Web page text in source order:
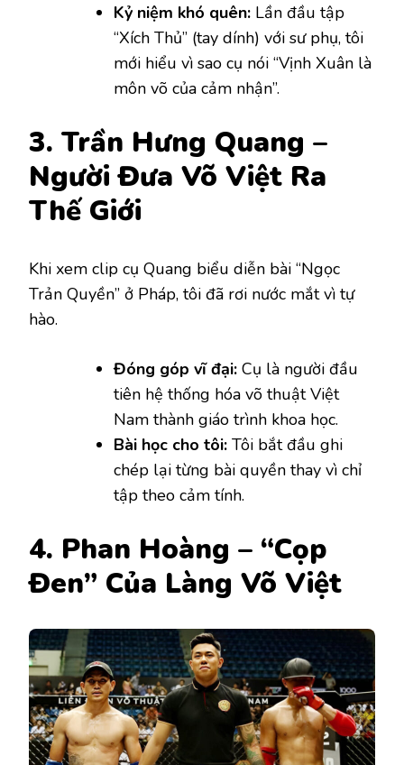
Kỷ niệm khó quên: Lần đầu tập
“Xích Thủ” (tay dính) với sư phụ, tôi
mới hiểu vì sao cụ nói “Vịnh Xuân là
môn võ của cảm nhận”.
3. Trần Hưng Quang –
Người Đưa Võ Việt Ra
Thế Giới
Khi xem clip cụ Quang biểu diễn bài “Ngọc
Trản Quyền” ở Pháp, tôi đã rơi nước mắt vì tự
hào.
Đóng góp vĩ đại: Cụ là người đầu
tiên hệ thống hóa võ thuật Việt
Nam thành giáo trình khoa học.
Bài học cho tôi: Tôi bắt đầu ghi
chép lại từng bài quyền thay vì chỉ
tập theo cảm tính.
4. Phan Hoàng – “Cọp
Đen” Của Làng Võ Việt